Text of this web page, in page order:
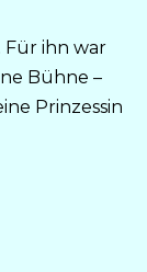
Für ihn war
Bühne –
Prinzessin